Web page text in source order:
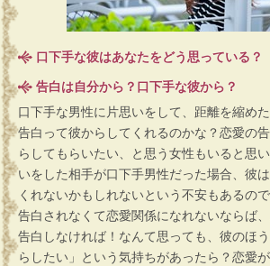
口下手な彼はあなたをどう思っている？
告白は自分から？口下手な彼から？
口下手な男性に片思いをして、距離を縮め
告白って彼からしてくれるのかな？恋愛の
らしてもらいたい、と思う女性もいると思
いをした相手が口下手男性だった場合、彼
くれないかもしれないという不安もあるの
告白されなくて恋愛関係になれないならば
告白しなければ！なんて思っても、彼のほ
らしたい」という気持ちがあったら？恋愛